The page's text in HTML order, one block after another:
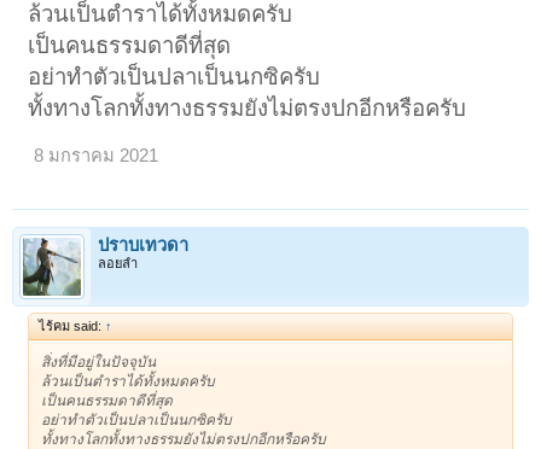
ล้วนเป็นตำราได้ทั้งหมดครับ
เป็นคนธรรมดาดีที่สุด
อย่าทำตัวเป็นปลาเป็นนกซิครับ
ทั้งทางโลกทั้งทางธรรมยังไม่ตรงปกอีกหรือครับ
8 มกราคม 2021
ปราบเทวดา
ลอยลำ
ไร้คม said: ↑
สิ่งที่มีอยู่ในปัจจุบัน
ล้วนเป็นตำราได้ทั้งหมดครับ
เป็นคนธรรมดาดีที่สุด
อย่าทำตัวเป็นปลาเป็นนกซิครับ
ทั้งทางโลกทั้งทางธรรมยังไม่ตรงปกอีกหรือครับ